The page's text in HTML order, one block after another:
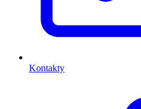
Kontakty